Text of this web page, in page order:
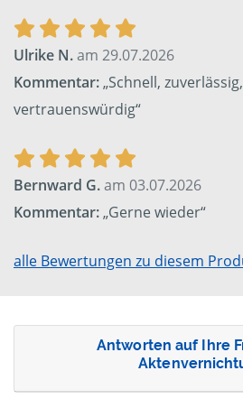
Ulrike N.am 29.07.2026
Kommentar:„Schnell,
vertrauenswürdig“
Bernward G.am 03.07.2026
Kommentar:„Gerne wieder“
alle Bewertungen zu diesem
Antworten auf Ihre